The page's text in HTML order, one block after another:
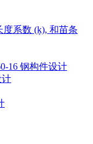
系数 (ķ), 和苗条
16 钢构件设计
计